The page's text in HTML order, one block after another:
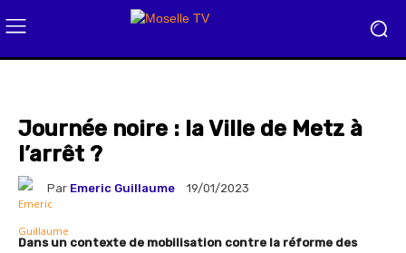
Journée noire : la Ville de Metz à
l’arrêt ?
Par Emeric Guillaume 19/01/2023
Dans un contexte de mobilisation contre la réforme des